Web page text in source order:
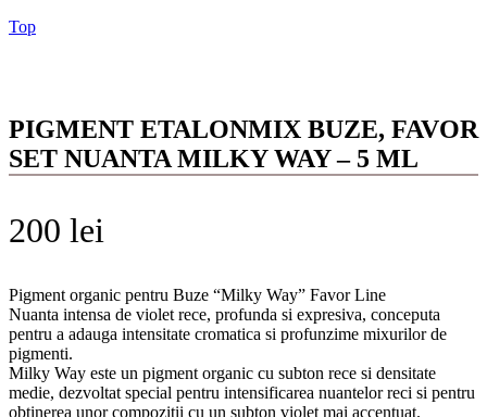
Top
PIGMENT ETALONMIX BUZE, FAVOR
SET NUANTA MILKY WAY – 5 ML
200 lei
Pigment organic pentru Buze “Milky Way” Favor Line
Nuanta intensa de violet rece, profunda si expresiva, conceputa
pentru a adauga intensitate cromatica si profunzime mixurilor de
pigmenti.
Milky Way este un pigment organic cu subton rece si densitate
medie, dezvoltat special pentru intensificarea nuantelor reci si pentru
obtinerea unor compozitii cu un subton violet mai accentuat.